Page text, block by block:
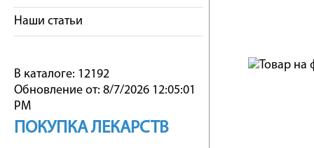
Наши статьи
В каталоге: 12192
Обновление от: 8/7/2026 12:05:01
PM
ПОКУПКА ЛЕКАРСТВ